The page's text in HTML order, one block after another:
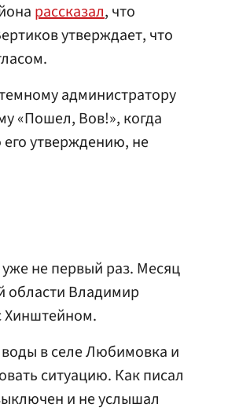
рассказал, что
утверждает, что
администратору
«Пошел, Вов!», когда
утверждению, не
не первый раз. Месяц
области Владимир
Хинштейном.
воды в селе Любимовка и
ситуацию. Как писал
и не услышал